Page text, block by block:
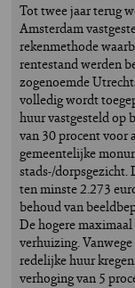
Tot twee jaar terug
Amsterdam
rekenmethode
rentestand werden
zogenoemde
volledig wordt
huur vastgesteld op
van 30 procent voor
gemeentelijke
stads-/dorpsgezicht.
ten minste 2.273
behoud van
De hogere
verhuizing.
redelijke huur
verhoging van 5